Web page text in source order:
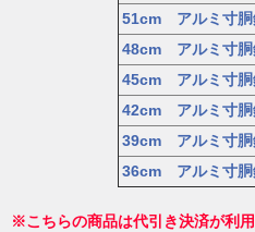
51cm アルミ寸胴
48cm アルミ寸胴
45cm アルミ寸胴
42cm アルミ寸胴
39cm アルミ寸胴
36cm アルミ寸胴
※こちらの商品は代引き決済が利用